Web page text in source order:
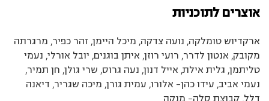
אוצרים לתוכניות
ארקדיוש טומלקה, נועה צדקה, מיכל היימן, זהר כפיר, מרגרתה
מקובק, אנטון לדרר, רועי רוזן, איתן בוגנים, יובל אורלי, נעמי
טליתמן, גלית אילת, אייל דנון, נעה גרוס, שרי גולן, חן תמיר,
נעמי אביב, עידו כהן- אלורו, עמית גורן, מיכה שגריר, דיאנה
דלל, קבוצת סלה- מנקה